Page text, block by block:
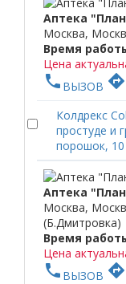
Аптека
Москва,
Время
Цена
phone ВЫЗОВ directions
Колдрекс
простуде и
порошок, 10
Аптека
Москва,
(Б.Дмитровка)
Время
Цена
phone ВЫЗОВ directions